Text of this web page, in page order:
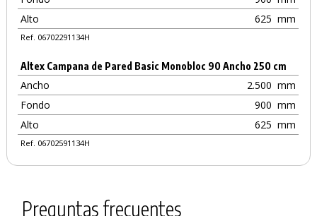
Alto
625 mm
Ref. 06702291134H
Altex Campana de Pared Basic Monobloc 90 Ancho 250 cm
Ancho 2.500 mm
Fondo
900 mm
Alto
625 mm
Ref. 06702591134H
Preguntas frecuentes